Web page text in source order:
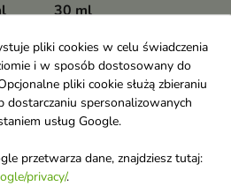
30 ml
złuszczająco-liftingujący z
mikroigiełkami i kwasami, który
wygładza, regeneruje i
intensywnie odmładza wygląd
skóry
60,57 zł
pliki cookies w celu świadczenia
i w sposób dostosowany do
pliki cookie służą zbieraniu
dostarczaniu spersonalizowanych
usług Google.
przetwarza dane, znajdziesz tutaj:
privacy/.